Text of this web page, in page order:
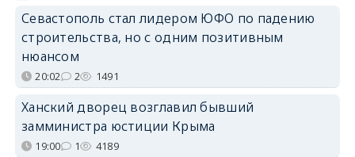
Севастополь стал лидером ЮФО по падению
строительства, но с одним позитивным
нюансом
20:02 2 1491
Ханский дворец возглавил бывший
замминистра юстиции Крыма
19:00 1 4189